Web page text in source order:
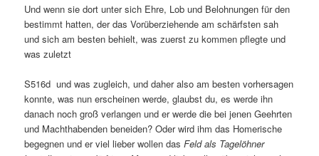
Und wenn sie dort unter sich Ehre, Lob und Belohnungen für den
bestimmt hatten, der das Vorüberziehende am schärfsten sah
und sich am besten behielt, was zuerst zu kommen pflegte und
was zuletzt
S516d und was zugleich, und daher also am besten vorhersagen
konnte, was nun erscheinen werde, glaubst du, es werde ihn
danach noch groß verlangen und er werde die bei jenen Geehrten
und Machthabenden beneiden? Oder wird ihm das Homerische
begegnen und er viel lieber wollen dasFeld als Tagelöhner